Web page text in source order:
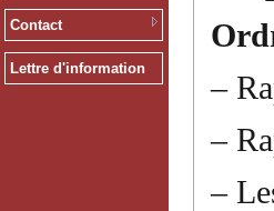
Contact
Lettre d'information
–
–
–